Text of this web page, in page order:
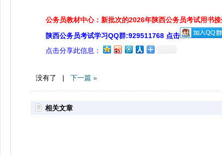
公务员教材中心：新批次的2026年陕西公务员考试用书
陕西公务员考试学习QQ群:929511768 点击
点击分享此信息：
没有了 | 下一篇 »
相关文章